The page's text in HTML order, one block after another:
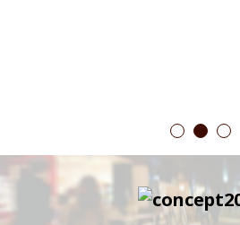
1 2 3